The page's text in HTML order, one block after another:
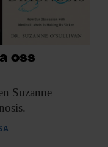
oss
Suzanne